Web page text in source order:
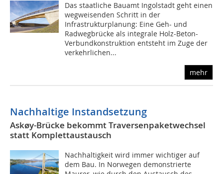
Das staatliche Bauamt Ingolstadt geht einen
wegweisenden Schritt in der
Infrastrukturplanung: Eine Geh- und
Radwegbrücke als integrale Holz-Beton-
Verbundkonstruktion entsteht im Zuge der
verkehrlichen...
mehr
Nachhaltige Instandsetzung
Askøy-Brücke bekommt Traversenpaketwechsel
statt Komplettaustausch
Nachhaltigkeit wird immer wichtiger auf
dem Bau. In Norwegen demonstrierte